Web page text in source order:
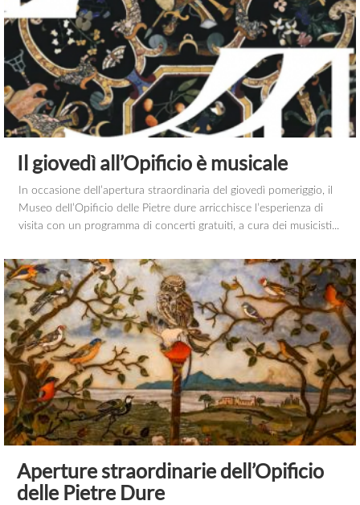
Il giovedì all’Opificio è musicale
In occasione dell’apertura straordinaria del giovedì pomeriggio, il
Museo dell’Opificio delle Pietre dure arricchisce l’esperienza di
visita con un programma di concerti gratuiti, a cura dei musicisti...
Aperture straordinarie dell’Opificio
delle Pietre Dure